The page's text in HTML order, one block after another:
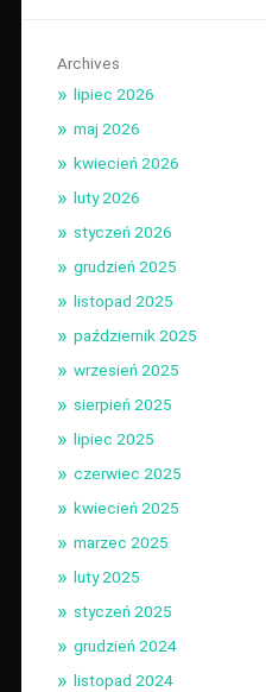
Archives
lipiec 2026
maj 2026
kwiecień 2026
luty 2026
styczeń 2026
grudzień 2025
listopad 2025
październik 2025
wrzesień 2025
sierpień 2025
lipiec 2025
czerwiec 2025
kwiecień 2025
marzec 2025
luty 2025
styczeń 2025
grudzień 2024
listopad 2024